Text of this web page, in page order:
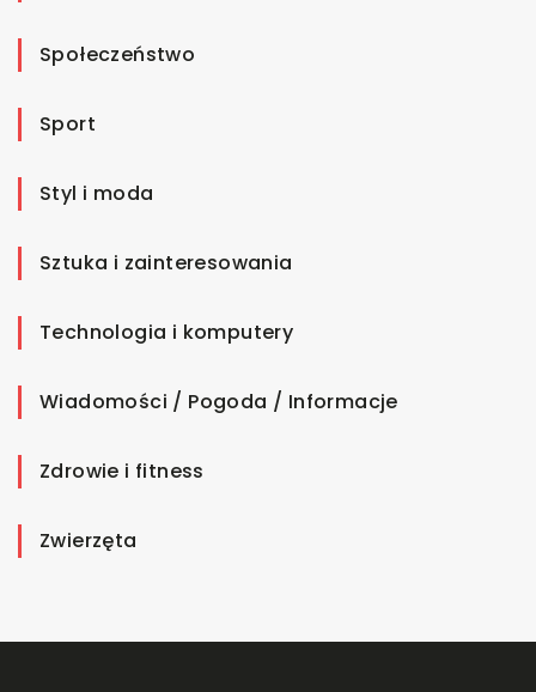
Społeczeństwo
Sport
Styl i moda
Sztuka i zainteresowania
Technologia i komputery
Wiadomości / Pogoda / Informacje
Zdrowie i fitness
Zwierzęta